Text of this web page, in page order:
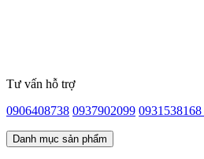
Tư vấn hỗ trợ
0906408738 0937902099 0931538168
Danh mục sản phẩm